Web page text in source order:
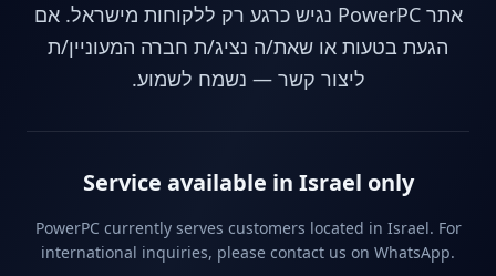
אתר PowerPC נגיש כרגע רק ללקוחות מישראל. אם
הגעת בטעות או שאת/ה נציג/ת חברה המעוניין/ת
ליצור קשר — נשמח לשמוע.
Service available in Israel only
PowerPC currently serves customers located in Israel. For
international inquiries, please contact us on WhatsApp.